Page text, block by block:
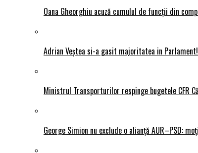
Oana Gheorghiu acuză cumulul de funcții din
Adrian Veștea si-a gasit majoritatea in Parlament!
Ministrul Transporturilor respinge bugetele CFR
George Simion nu exclude o alianță AUR–PSD: